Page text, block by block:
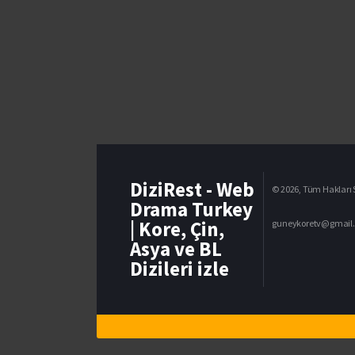
DiziRest - Web
Drama Turkey
| Kore, Çin,
Asya ve BL
Dizileri izle
© 2026, Tüm Hakları